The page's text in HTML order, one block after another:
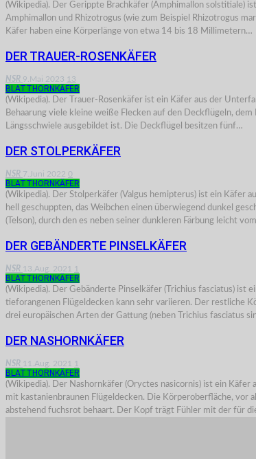
(Wikipedia). Der Gerippte Brachkäfer (Amphimallon solstitiale)
Amphimallon und Rhizotrogus (wie zum Beispiel Rhizotrogus
Käfer haben eine Körperlänge von etwa 14 bis 18 Millimetern…
DER TRAUER-ROSENKÄFER
NSR 9.Mai 2023 13
BLATTHORNKÄFER
(Wikipedia). Der Trauer-Rosenkäfer ist ein Käfer aus der
Behaarung viele kleine weiße Flecken auf den Deckflügeln,
Längsschwiele ausgebildet ist. Die Deckflügel besitzen fünf…
DER STOLPERKÄFER
NSR 7.Juni 2022 0
BLATTHORNKÄFER
(Wikipedia). Der Stolperkäfer (Valgus hemipterus) ist ein Käfer
hell geschuppten, das Weibchen einen überwiegend dunkel
(Telson), durch den es neben seiner dunkleren Färbung leicht
DER GEBÄNDERTE PINSELKÄFER
NSR 13.Aug. 2021 1
BLATTHORNKÄFER
(Wikipedia). Der Gebänderte Pinselkäfer (Trichius fasciatus) ist
tieforangenen Flügeldecken kann sehr variieren. Der restliche
drei europäischen Arten der Gattung (neben Trichius fasciatus
DER NASHORNKÄFER
NSR 11.Aug. 2021 1
BLATTHORNKÄFER
(Wikipedia). Der Nashornkäfer (Oryctes nasicornis) ist ein
mit kastanienbraunen Flügeldecken. Die Körperoberfläche, vor
abstehend fuchsrot behaart. Der Kopf trägt Fühler mit der für